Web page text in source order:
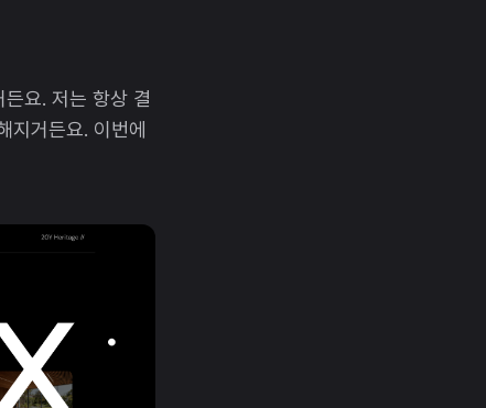
요. 저는 항상 결
지거든요. 이번에